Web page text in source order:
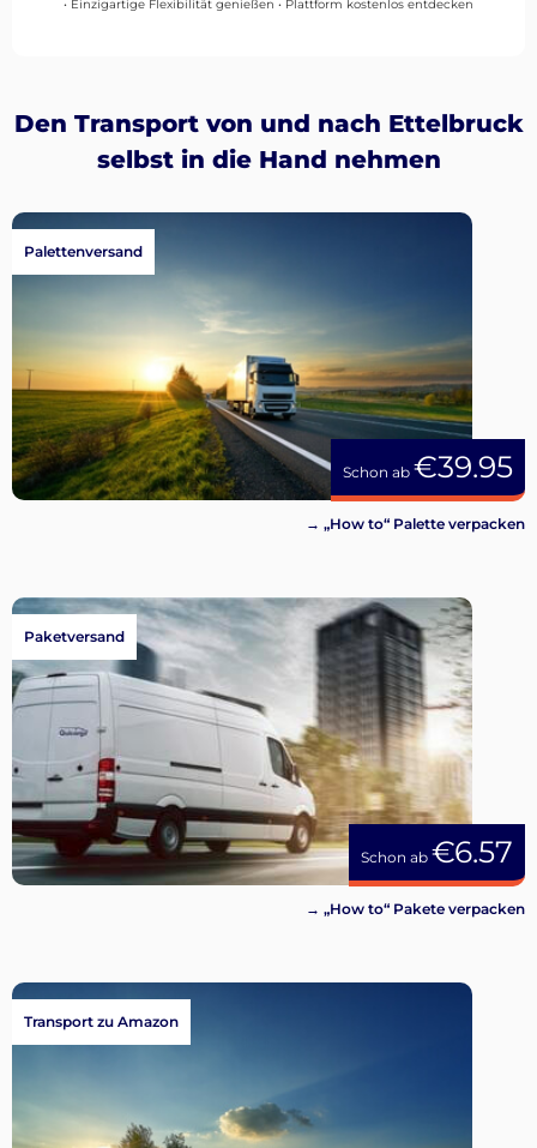
• Einzigartige Flexibilität genießen • Plattform kostenlos entdecken
Den Transport von und nach Ettelbruck
selbst in die Hand nehmen
Schon ab €39.95
Palettenversand
→ „How to“ Palette verpacken
Schon ab €6.57
Paketversand
→ „How to“ Pakete verpacken
Transport zu Amazon